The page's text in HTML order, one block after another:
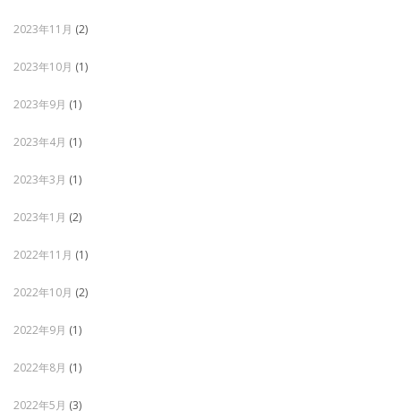
2023年11月 (2)
2023年10月 (1)
2023年9月 (1)
2023年4月 (1)
2023年3月 (1)
2023年1月 (2)
2022年11月 (1)
2022年10月 (2)
2022年9月 (1)
2022年8月 (1)
2022年5月 (3)